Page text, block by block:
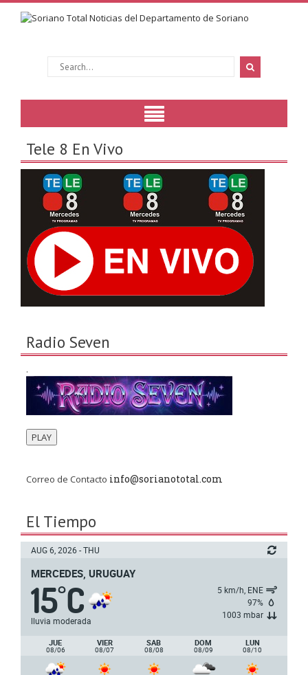
Tele 8 En Vivo
Radio Seven
.
PLAY
Correo de Contacto info@sorianototal.com
El Tiempo
AUG 6, 2026 - THU
MERCEDES, URUGUAY
15°C
lluvia moderada
5 km/h, ENE
97%
1003 mbar
JUE
08/06
VIER
08/07
SAB
08/08
DOM
08/09
LUN
08/10